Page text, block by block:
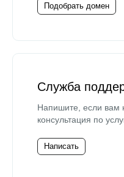
Подобрать домен
Служба
Напишите, если вам
консультация по
Написать